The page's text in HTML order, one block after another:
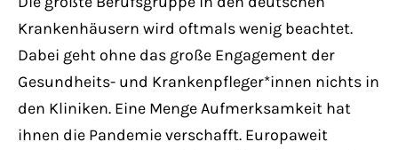
Have any questions?
+44 1234 567 890
Drop us a line
info@yourdomain.com
Krankenhäusern wird oftmals wenig beachtet.
Dabei geht ohne das große Engagement der
Gesundheits- und Krankenpfleger*innen nichts in
den Kliniken. Eine Menge Aufmerksamkeit hat
ihnen die Pandemie verschafft. Europaweit